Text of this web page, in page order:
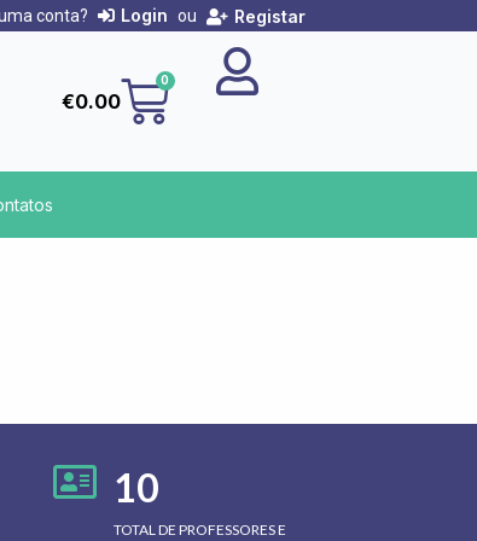
conta? Login ou Registar
€0.00
0Cart
10
TOTAL DE PROFESSORES E